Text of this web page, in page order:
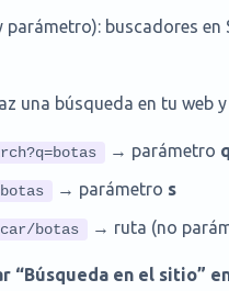
parámetro): buscadores
una búsqueda en tu web
→ parámetro q
→ parámetro s
botas → ruta (no
“Búsqueda en el sitio”